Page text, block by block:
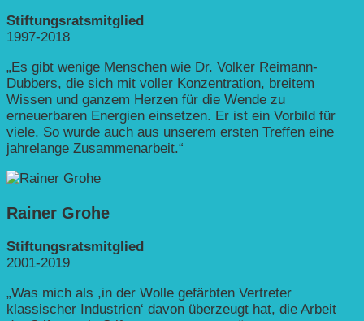
Stiftungsratsmitglied
1997-2018
„Es gibt wenige Menschen wie Dr. Volker Reimann-
Dubbers, die sich mit voller Konzentration, breitem
Wissen und ganzem Herzen für die Wende zu
erneuerbaren Energien einsetzen. Er ist ein Vorbild für
viele. So wurde auch aus unserem ersten Treffen eine
jahrelange Zusammenarbeit.“
Rainer Grohe
Stiftungsratsmitglied
2001-2019
„Was mich als ,in der Wolle gefärbten Vertreter
klassischer Industrien‘ davon überzeugt hat, die Arbeit